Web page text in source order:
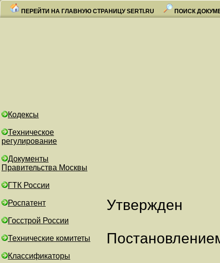
ПЕРЕЙТИ НА ГЛАВНУЮ СТРАНИЦУ SERTI.RU ПОИСК
Кодексы
Техническое
регулирование
Документы
Правительства Москвы
ГТК России
Роспатент
Госстрой России
Технические комитеты
Классификаторы
Утвержден